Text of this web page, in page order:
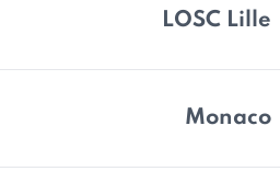
LOSC Lille
Monaco